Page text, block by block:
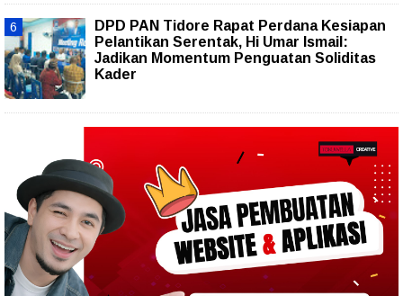
DPD PAN Tidore Rapat Perdana Kesiapan
Pelantikan Serentak, Hi Umar Ismail:
Jadikan Momentum Penguatan Soliditas
Kader